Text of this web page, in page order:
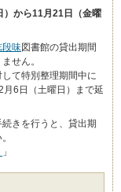
）から11月21日（金曜
段味図書館の貸出期間
せん。
て特別整理期間中に
6日（土曜日）まで延
きを行うと、貸出期
」